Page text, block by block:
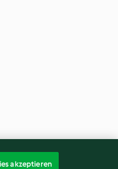
akzeptieren